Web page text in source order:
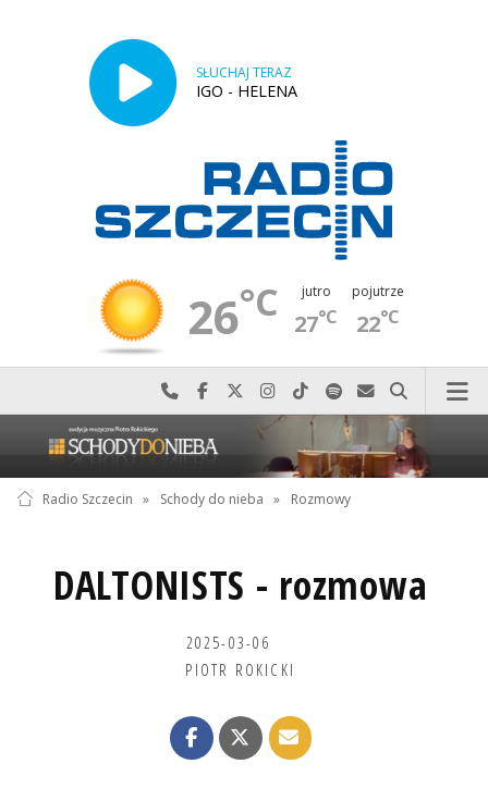
SŁUCHAJ TERAZ
IGO - HELENA
26°C jutro
27°C
pojutrze
22°C
Najlepiej po prostu do nas zadzwoń
Odwiedź nas na Facebook-u
Odwiedź nas na X
Odwiedź nas na Instagram-ie
Odwiedź nas na TikTok-u
Szukaj nas na Spotify
Wyślij do nas
Szukaj
Radio Szczecin » Schody do nieba » Rozmowy
DALTONISTS - rozmowa
2025-03-06
PIOTR ROKICKI